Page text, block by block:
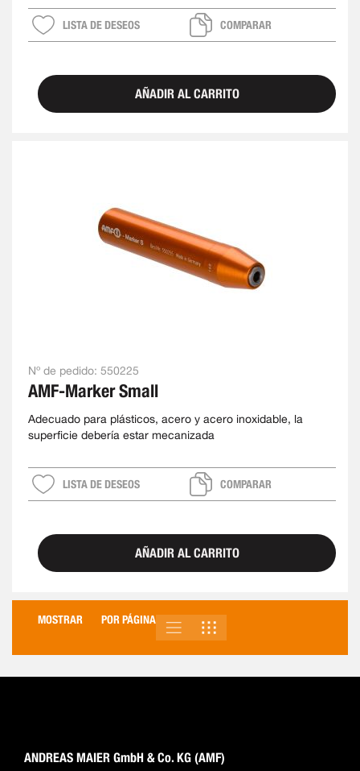
LISTA DE DESEOS COMPARAR
AÑADIR AL CARRITO
Nº de pedido: 550225
AMF-Marker Small
Adecuado para plásticos, acero y acero inoxidable, la
superficie debería estar mecanizada
LISTA DE DESEOS COMPARAR
AÑADIR AL CARRITO
MOSTRAR POR PÁGINA
VER
COMO
LISTA
ANDREAS MAIER GmbH & Co. KG (AMF)